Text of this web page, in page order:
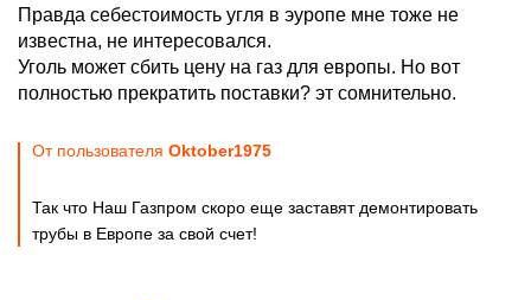
Правда себестоимость угля в эуропе мне тоже не
известна, не интересовался.
Уголь может сбить цену на газ для европы. Но вот
полностью прекратить поставки? эт сомнительно.
От пользователя Oktober1975
Так что Наш Газпром скоро еще заставят демонтировать
трубы в Европе за свой счет!